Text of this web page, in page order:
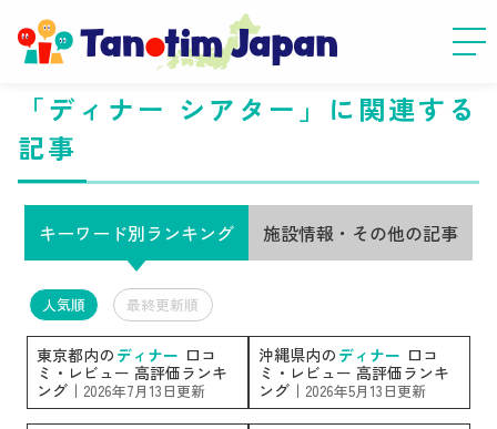
「ディナー シアター」に関連する
記事
キーワード別ランキング 施設情報・その他の記事
人気順 最終更新順
東京都内の ディナー 口コ
ミ・レビュー 高評価ランキ
ング｜ 2026年7月13日更新
沖縄県内の ディナー 口コ
ミ・レビュー 高評価ランキ
ング｜ 2026年5月13日更新